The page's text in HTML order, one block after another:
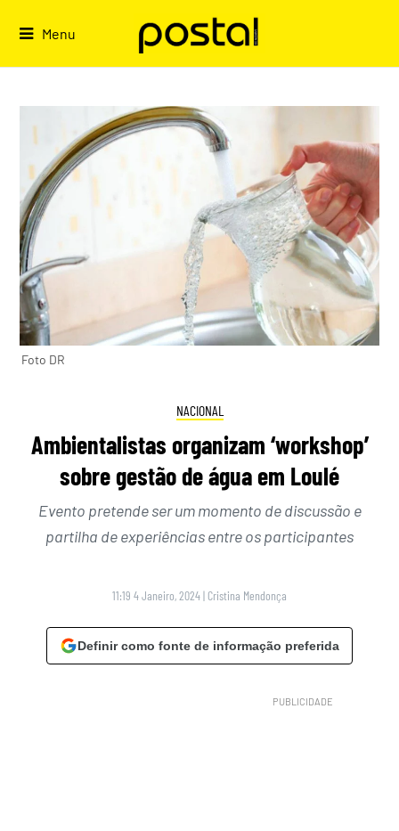
Menu
Foto DR
NACIONAL
Ambientalistas organizam ‘workshop’
sobre gestão de água em Loulé
Evento pretende ser um momento de discussão e
partilha de experiências entre os participantes
11:19 4 Janeiro, 2024| Cristina Mendonça
Definir como fonte de informação preferida